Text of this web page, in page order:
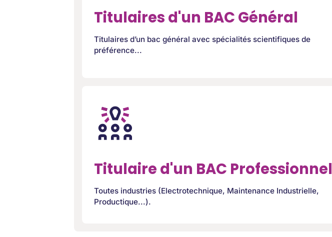
Titulaires d'un BAC Général
Titulaires d’un bac général avec spécialités scientifiques de
préférence...
Titulaire d'un BAC Professionnel
Toutes industries (Electrotechnique, Maintenance Industrielle,
Productique...).